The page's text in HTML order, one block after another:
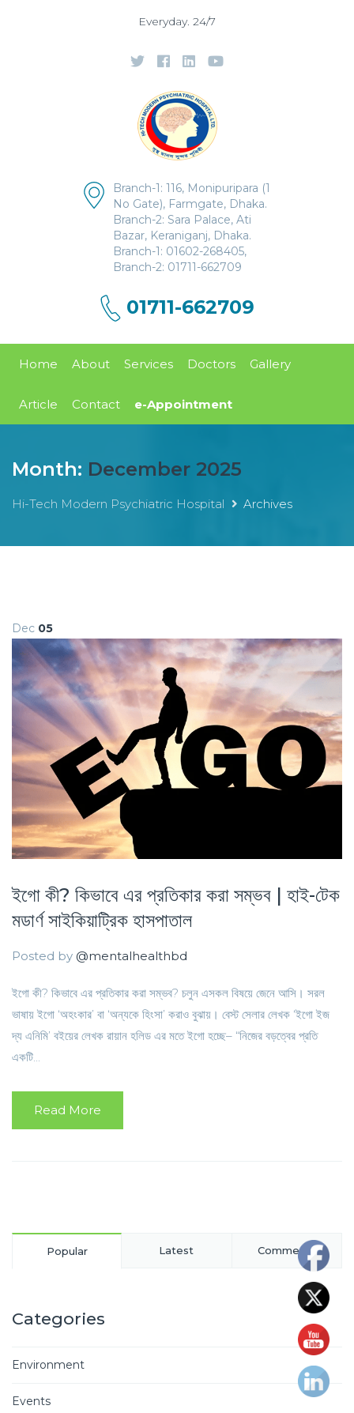
Everyday. 24/7
Branch-1: 116, Monipuripara (1
No Gate), Farmgate, Dhaka.
Branch-2: Sara Palace, Ati
Bazar, Keraniganj, Dhaka.
Branch-1: 01602-268405,
Branch-2: 01711-662709
01711-662709
Home About Services Doctors Gallery
Article Contact e-Appointment
Month: December 2025
Hi-Tech Modern Psychiatric Hospital Archives
Dec 05
ইগো কী? কিভাবে এর প্রতিকার করা সম্ভব | হাই-টেক
মডার্ণ সাইকিয়াট্রিক হাসপাতাল
Posted by @mentalhealthbd
ইগো কী? কিভাবে এর প্রতিকার করা সম্ভব? চলুন এসকল বিষয়ে জেনে আসি। সরল
ভাষায় ইগো ‘অহংকার’ বা ‘অন্যকে হিংসা’ করাও বুঝায়। বেস্ট সেলার লেখক ‘ইগো ইজ
দ্য এনিমি’ বইয়ের লেখক রায়ান হলিড এর মতে ইগো হচ্ছে– “নিজের বড়ত্বের প্রতি
একটি...
Read More
Popular Latest Comments
Categories
Environment
Events